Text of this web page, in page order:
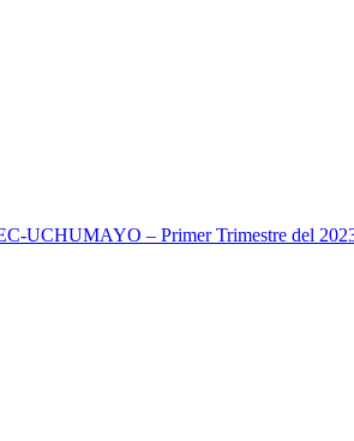
UCHUMAYO – Primer Trimestre del